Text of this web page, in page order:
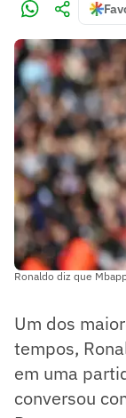
Ronaldo diz que
Um dos
tempos,
em uma
conversou